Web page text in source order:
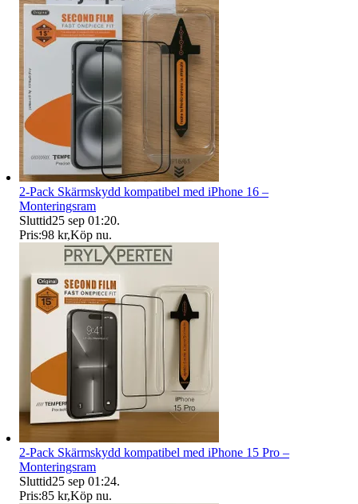
2-Pack Skärmskydd kompatibel med iPhone 16 –
Monteringsram
Sluttid25 sep 01:20.
Pris:98 kr,Köp nu.
2-Pack Skärmskydd kompatibel med iPhone 15 Pro –
Monteringsram
Sluttid25 sep 01:24.
Pris:85 kr,Köp nu.